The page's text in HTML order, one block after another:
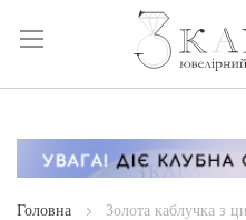
Skip
Content
Головна Золота каблучка з